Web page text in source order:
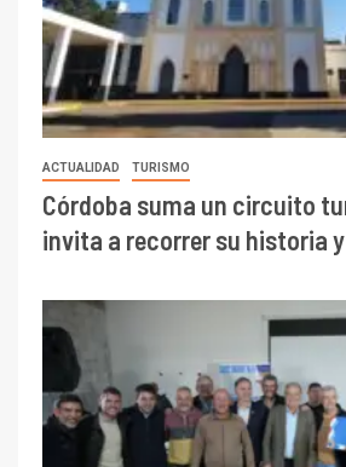
ACTUALIDAD TURISMO
Córdoba suma un circuito
invita a recorrer su historia